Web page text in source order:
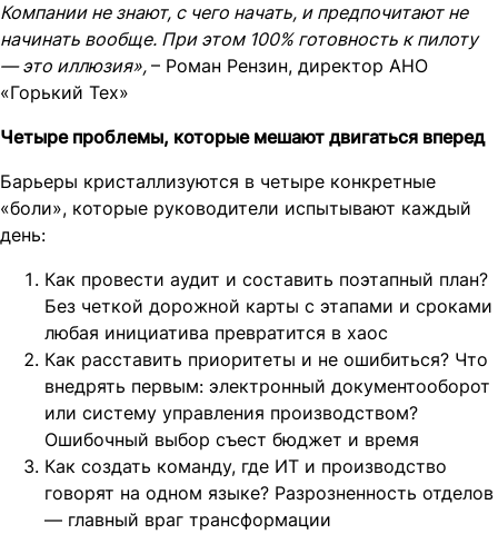
Компании не знают, с чего начать, и предпочитают не
начинать вообще. При этом 100% готовность к пилоту
— это иллюзия», – Роман Рензин, директор АНО
«Горький Тех»
Четыре проблемы, которые мешают двигаться вперед
Барьеры кристаллизуются в четыре конкретные
«боли», которые руководители испытывают каждый
день:
Как провести аудит и составить поэтапный план?
Без четкой дорожной карты с этапами и сроками
любая инициатива превратится в хаос
Как расставить приоритеты и не ошибиться? Что
внедрять первым: электронный документооборот
или систему управления производством?
Ошибочный выбор съест бюджет и время
Как создать команду, где ИТ и производство
говорят на одном языке? Разрозненность отделов
— главный враг трансформации